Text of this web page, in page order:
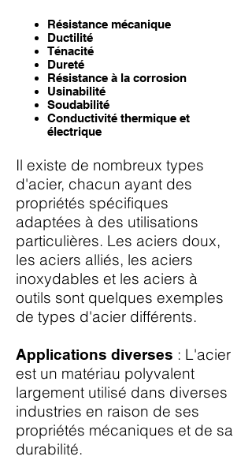
Résistance mécanique
Ductilité
Ténacité
Dureté
Résistance à la corrosion
Usinabilité
Soudabilité
Conductivité thermique et
électrique
Il existe de nombreux types
d'acier, chacun ayant des
propriétés spécifiques
adaptées à des utilisations
particulières. Les aciers doux,
les aciers alliés, les aciers
inoxydables et les aciers à
outils sont quelques exemples
de types d'acier différents.
Applications diverses : L'acier
est un matériau polyvalent
largement utilisé dans diverses
industries en raison de ses
propriétés mécaniques et de sa
durabilité.